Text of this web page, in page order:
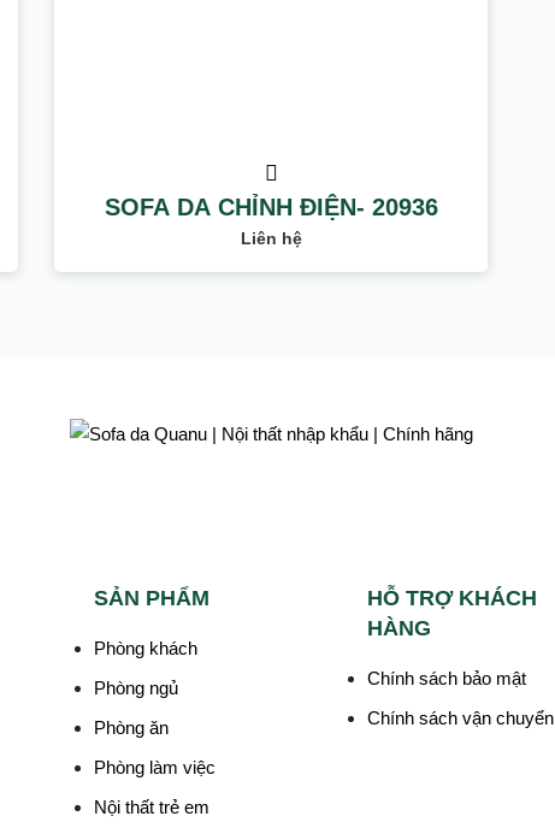
SOFA DA CHỈNH ĐIỆN- 20936
Liên hệ
SẢN PHẨM
Phòng khách
Phòng ngủ
Phòng ăn
Phòng làm việc
Nội thất trẻ em
HỖ TRỢ KHÁCH
HÀNG
Chính sách bảo mật
Chính sách vận chuyển